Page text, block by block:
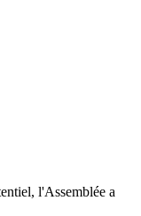
l'Assemblée a